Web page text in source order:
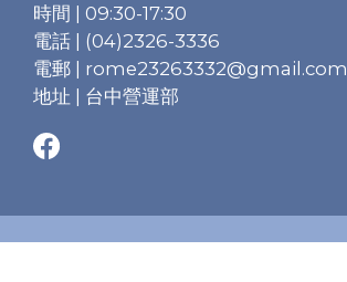
時間 | 09:30-17:30
電話 | (04)2326-3336
電郵 | rome23263332@gmail.com
地址 | 台中營運部